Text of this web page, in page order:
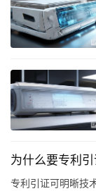
为什么要专利引
专利引证可明晰技